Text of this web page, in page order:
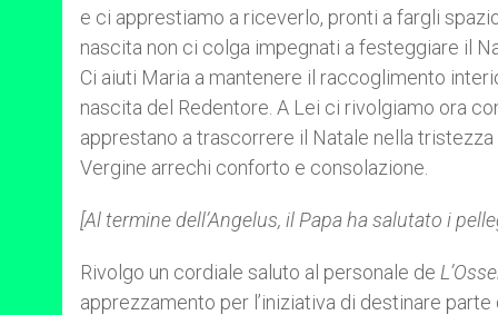
e ci apprestiamo a riceverlo, pronti a fargli
nascita non ci colga impegnati a festeggiare il
Ci aiuti Maria a mantenere il raccoglimento
nascita del Redentore. A Lei ci rivolgiamo ora
apprestano a trascorrere il Natale nella
Vergine arrechi conforto e consolazione.
[Al termine dell’Angelus, il Papa ha salutato i
Rivolgo un cordiale saluto al personale de
apprezzamento per l’iniziativa di destinare